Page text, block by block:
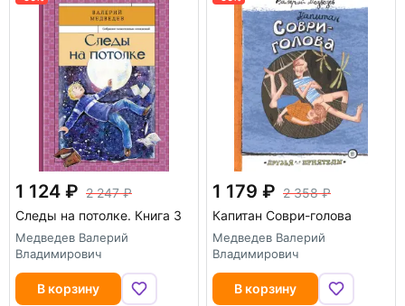
1 124
2 247
Следы на потолке. Книга 3
Медведев Валерий
Владимирович
В корзину
1 179
2 358
Капитан Соври-голова
Медведев Валерий
Владимирович
В корзину